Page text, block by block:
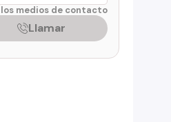
medios de contacto
Llamar